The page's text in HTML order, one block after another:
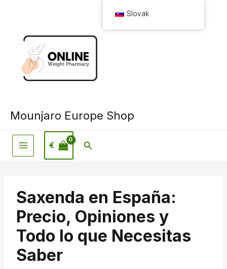
Mounjaro Europe Shop
€ Hľadať
Saxenda en España:
Precio, Opiniones y
Todo lo que Necesitas
Saber
Slovak